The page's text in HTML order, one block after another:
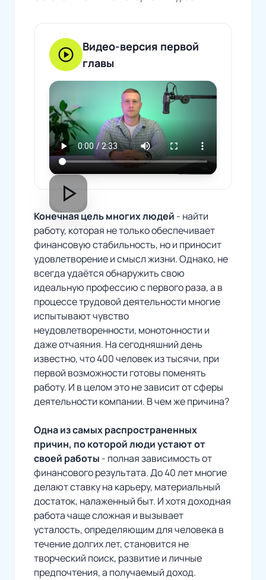
play_circle
Видео-версия первой
главы
play_arrow
Конечная цель многих людей - найти
работу, которая не только обеспечивает
финансовую стабильность, но и приносит
удовлетворение и смысл жизни. Однако, не
всегда удаётся обнаружить свою
идеальную профессию с первого раза, а в
процессе трудовой деятельности многие
испытывают чувство
неудовлетворенности, монотонности и
даже отчаяния. На сегодняшний день
известно, что 400 человек из тысячи, при
первой возможности готовы поменять
работу. И в целом это не зависит от сферы
деятельности компании. В чем же причина?
Одна из самых распространенных
причин, по которой люди устают от
своей работы - полная зависимость от
финансового результата. До 40 лет многие
делают ставку на карьеру, материальный
достаток, налаженный быт. И хотя доходная
работа чаще сложная и вызывает
усталость, определяющим для человека в
течение долгих лет, становится не
творческий поиск, развитие и личные
предпочтения, а получаемый доход.